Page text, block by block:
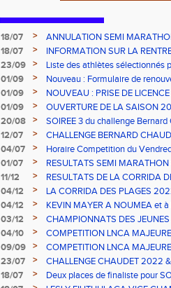
18/07 >
ANNULATION SEMI
18/07
>
INFORMATION SUR LA
23/09
>
Liste des athlètes sélectionnés
2023
01/09 >
Nouveau : Formulaire de
01/09
>
NOUVEAU : PRISE DE
2023
01/09 >
OUVERTURE DE LA SAISON
20/08
>
SOIREE 3 du challenge Bernard
12/07
>
CHALLENGE BERNARD
04/07
>
Horaire Competition du
01/07
>
RESULTATS SEMI
11/12
>
RESULTATS DE LA CORRIDA
04/12
>
LA CORRIDA DES PLAGES
04/12
>
KEVIN MAYER A NOUMEA et
03/12
>
CHAMPIONNATS DES
04/10
>
COMPETITION LNCA
09/09
>
COMPETITION LNCA
2022
23/07 >
CHALLENGE CHAUDET 2022
18/07
>
Deux places de finaliste pour